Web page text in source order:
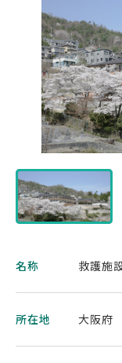
名称 救護施
所在地 大阪府